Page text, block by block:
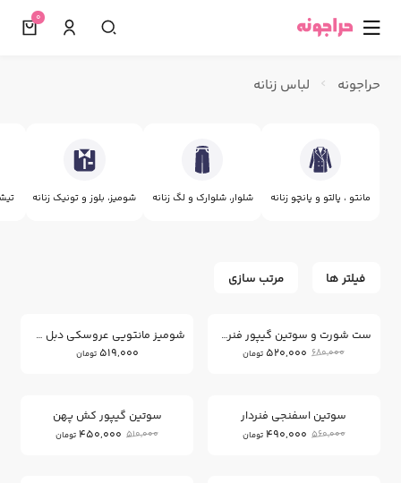
☰
0
حراجونه لباس زنانه
مانتو ، پالتو و پانچو زنانه شلوار، شلوارک و لگ زنانه شومیز، بلوز و تونیک زنانه
فیلتر ها مرتب سازی
ست شورت و سوتین گیپور فنردار
680,000
520,000 تومان
شومیز مانتویی عروسکی دبل فیس
519,000 تومان
سوتین اسفنجی فنردار
560,000
490,000 تومان
سوتین گیپور کش پهن
510,000
450,000 تومان